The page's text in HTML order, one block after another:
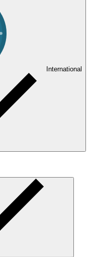
International